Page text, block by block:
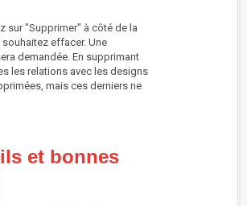
sur "Supprimer" à côté de la
effacer. Une
demandée. En supprimant
les relations avec les designs
mais ces derniers ne
et bonnes